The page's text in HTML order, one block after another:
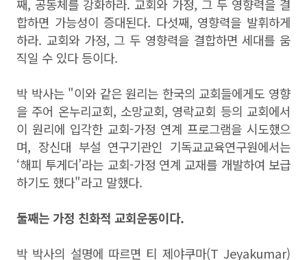
째, 공동체를 강화하라. 교회와 가정, 그 두 영향력을 결
합하면 가능성이 증대된다. 다섯째, 영향력을 발휘하게
하라. 교회와 가정, 그 두 영향력을 결합하면 세대를 움
직일 수 있다 등이다.
박 박사는 "이와 같은 원리는 한국의 교회들에게도 영향
을 주어 온누리교회, 소망교회, 영락교회 등의 교회에서
이 원리에 입각한 교회-가정 연계 프로그램을 시도했으
며, 장신대 부설 연구기관인 기독교교육연구원에서는
‘해피 투게더’라는 교회-가정 연계 교재를 개발하여 보급
하기도 했다"라고 말했다.
둘째는 가정 친화적 교회운동이다.
박 박사의 설명에 따르면 티 제야쿠마(T Jeyakumar)